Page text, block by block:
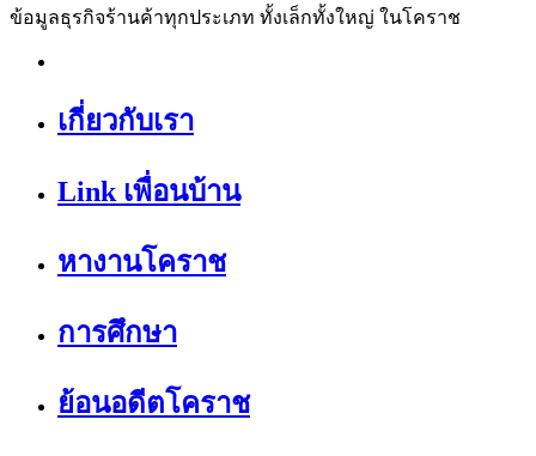
ข้อมูลธุรกิจร้านค้าทุกประเภท ทั้งเล็กทั้งใหญ่ ในโคราช
เกี่ยวกับเรา
Link เพื่อนบ้าน
หางานโคราช
การศึกษา
ย้อนอดีตโคราช